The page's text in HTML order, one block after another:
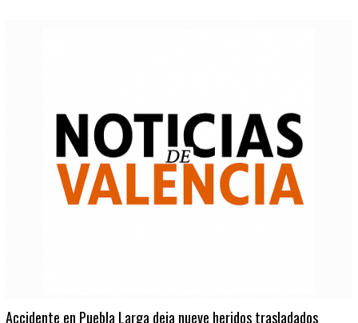
Accidente en Puebla Larga deja nueve heridos trasladados